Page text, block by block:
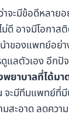
าจะมีข้อดีหลาย
ดี อาจมีโอกาส
ของแพทย์อย่า
แลตัวเอง อีกปั
พยาบาลที่ได้มา
จะมีทีมแพทย์ที่
สะอาด ลดควา